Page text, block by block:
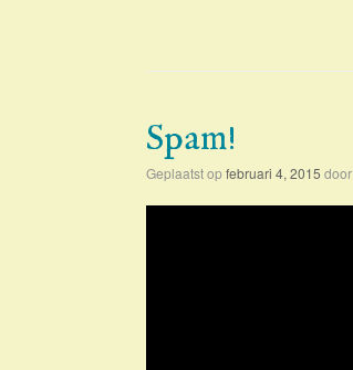
Spam!
Geplaatst opfebruari 4, 2015 door